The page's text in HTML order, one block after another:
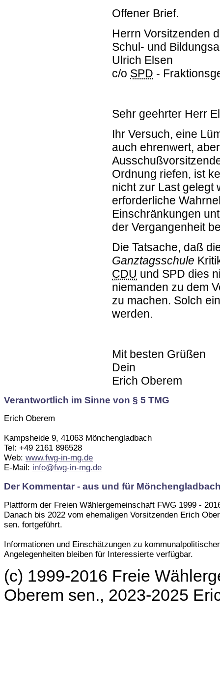
Offener Brief.
Herrn Vorsitzenden
Schul- und
Ulrich Elsen
c/o SPD -
Sehr geehrter Herr
Ihr Versuch, eine
auch ehrenwert,
Ordnung riefen, ist
nicht zur Last gelegt
erforderliche
Einschränkungen
der Vergangenheit
Die Tatsache, daß
Ganztagsschule
CDU und SPD dies
niemanden zu dem
zu machen. Solch
werden.
Mit besten Grüßen
Dein
Erich Oberem
Verantwortlich im Sinne von § 5 TMG
Erich Oberem
Kampsheide 9, 41063 Mönchengladbach
Tel: +49 2161 896528
Web: www.fwg-in-mg.de
E-Mail: info@fwg-in-mg.de
Der Kommentar - aus und für
Plattform der Freien Wählergemeinschaft FWG 1999 -
Danach bis 2022 vom ehemaligen Vorsitzenden Erich
sen. fortgeführt.
Informationen und Einschätzungen zu
Angelegenheiten bleiben für Interessierte verfügbar.
(c) 1999-2016 Freie
Oberem sen., 2023-2025